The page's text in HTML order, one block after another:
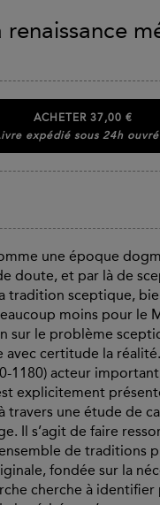
ACHETER 37,00 €
expédié sous 24h
une époque
doute, et par là de
tradition sceptique,
moins pour
sur le problème
avec certitude la
1180) acteur
explicitement
travers une étude de
Il s’agit de faire
de traditions
fondée sur la
cherche à